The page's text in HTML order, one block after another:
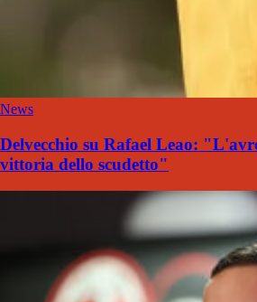
News
Delvecchio su Rafael Leao:
vittoria dello scudetto"